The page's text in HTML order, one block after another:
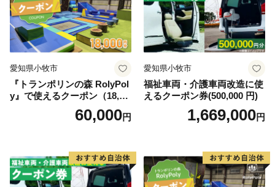
愛知県小牧市
『トランポリンの森 RolyPol
y』で使えるクーポン（18,00
60,000円
愛知県小牧市
福祉車両・介護車両改造に使
えるクーポン券(500,000 円)
1,669,000円